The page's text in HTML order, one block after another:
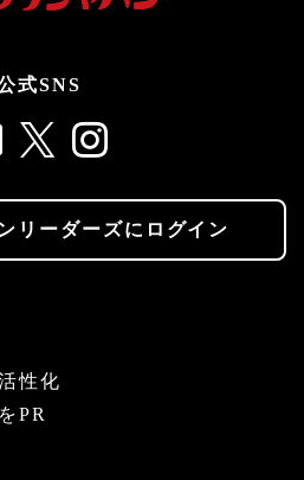
式SNS
リーダーズにログイン
性化
PR